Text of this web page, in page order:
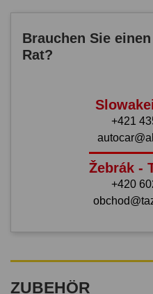
Brauchen Sie
Rat?
+421
Žebrák -
+420
ZUBEHÖR